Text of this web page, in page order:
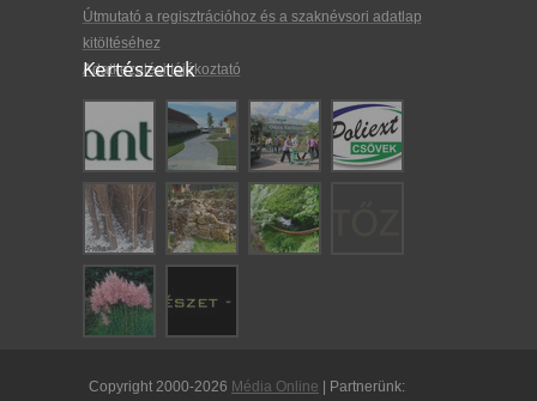
Útmutató a regisztrációhoz és a szaknévsori adatlap
kitöltéséhez
Adatkezelési tájékoztató
Kertészetek
Copyright 2000-2026 Média Online | Partnerünk: